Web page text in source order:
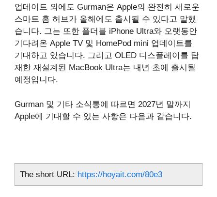
업데이트 외에도 Gurman은 Apple의 완전히 새로운
스마트 홈 허브가 올해에도 출시될 수 있다고 말했
습니다. 그는 또한 폴더블 iPhone Ultra와 오랫동안
기다려온 Apple TV 및 HomePod mini 업데이트를
기대하고 있습니다. 그리고 OLED 디스플레이를 탑
재한 재설계된 MacBook Ultra는 내년 초에 출시될
예정입니다.
Gurman 및 기타 소식통에 따르면 2027년 말까지
Apple에 기대할 수 있는 사항은 다음과 같습니다.
The short URL: https://hoyait.com/80e3